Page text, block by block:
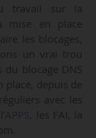
travail sur la
mise en place
les blocages,
un vrai trou
blocage DNS
place, depuis de
avec les
, les FAI, la